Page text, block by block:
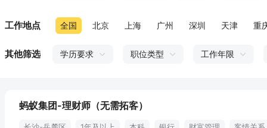
工作地点 全国 北京 上海 广州 深圳 天津 重
其他筛选 学历要求 职位类型 工作年限
蚂蚁集团-理财师（无需拓客）